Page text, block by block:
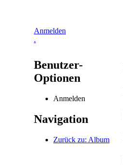
Anmelden
.
Benutzer-
Optionen
Anmelden
Navigation
Zurück zu: Album